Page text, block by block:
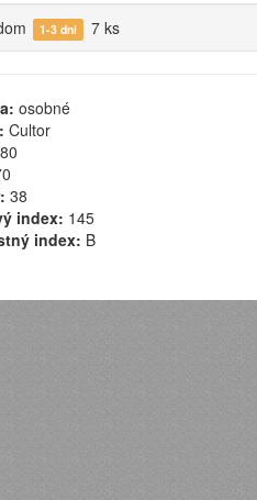
1-3 dni 7 ks
osobné
Cultor
38
index: 145
index: B